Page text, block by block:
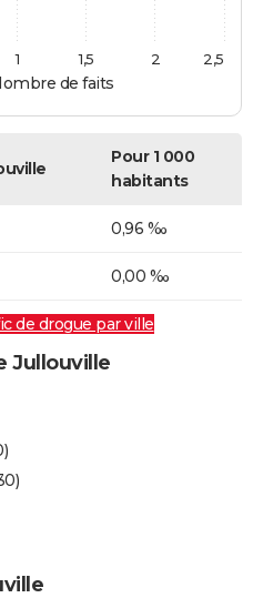
de faits
1 1,5 2 2,5
Pour 1 000
habitants
0,96 ‰
0,00 ‰
de drogue par ville
Jullouville